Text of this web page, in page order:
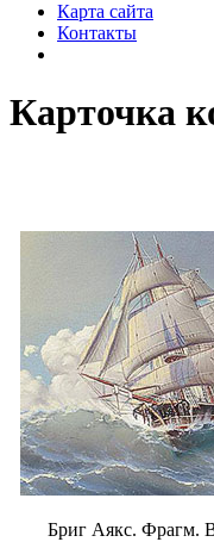
Карта сайта
Контакты
Карточка
Бриг Аякс. Фрагм.